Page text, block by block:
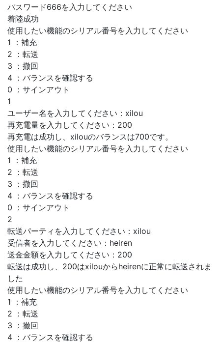
パスワード666を入力してください
着陸成功
使用したい機能のシリアル番号を入力してください
1 ：補充
2 ：転送
3 ：撤回
4 ：バランスを確認する
0 ：サインアウト
1
ユーザー名を入力してください：xilou
再充電量を入力してください：200
再充電は成功し、xilouのバランスは700です。
使用したい機能のシリアル番号を入力してください
1 ：補充
2 ：転送
3 ：撤回
4 ：バランスを確認する
0 ：サインアウト
2
転送パーティを入力してください：xilou
受信者を入力してください：heiren
送金金額を入力してください：200
転送は成功し、200はxilouからheirenに正常に転送されま
した
使用したい機能のシリアル番号を入力してください
1 ：補充
2 ：転送
3 ：撤回
4 ：バランスを確認する